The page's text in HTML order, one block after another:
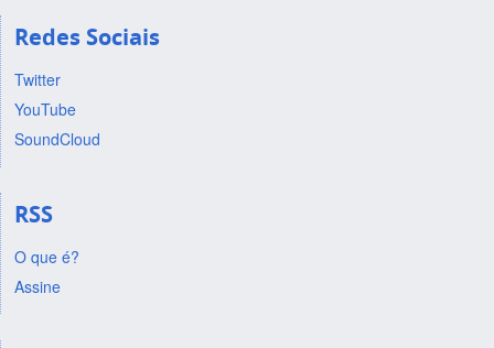
Redes Sociais
Twitter
YouTube
SoundCloud
RSS
O que é?
Assine